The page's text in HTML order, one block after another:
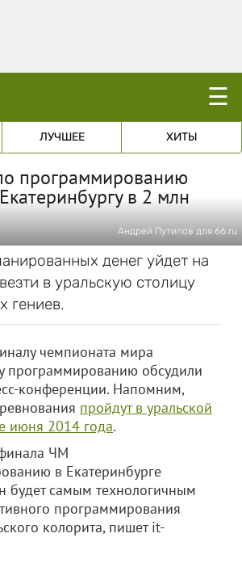
☰
ЛУЧШЕЕ ХИТЫ
программированию
в 2 млн
Андрей Путилов для 66.ru
денег уйдет на
в уральскую столицу
гениев.
чемпионата мира
программированию обсудили
конференции. Напомним,
пройдут в уральской
июня 2014 года.
ЧМ
в Екатеринбурге
будет самым технологичным
программирования
колорита, пишет it-